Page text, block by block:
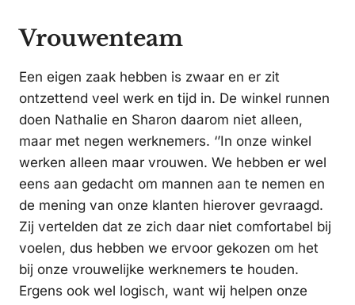
Vrouwenteam
Een eigen zaak hebben is zwaar en er zit
ontzettend veel werk en tijd in. De winkel runnen
doen Nathalie en Sharon daarom niet alleen,
maar met negen werknemers. ‘’In onze winkel
werken alleen maar vrouwen. We hebben er wel
eens aan gedacht om mannen aan te nemen en
de mening van onze klanten hierover gevraagd.
Zij vertelden dat ze zich daar niet comfortabel bij
voelen, dus hebben we ervoor gekozen om het
bij onze vrouwelijke werknemers te houden.
Ergens ook wel logisch, want wij helpen onze